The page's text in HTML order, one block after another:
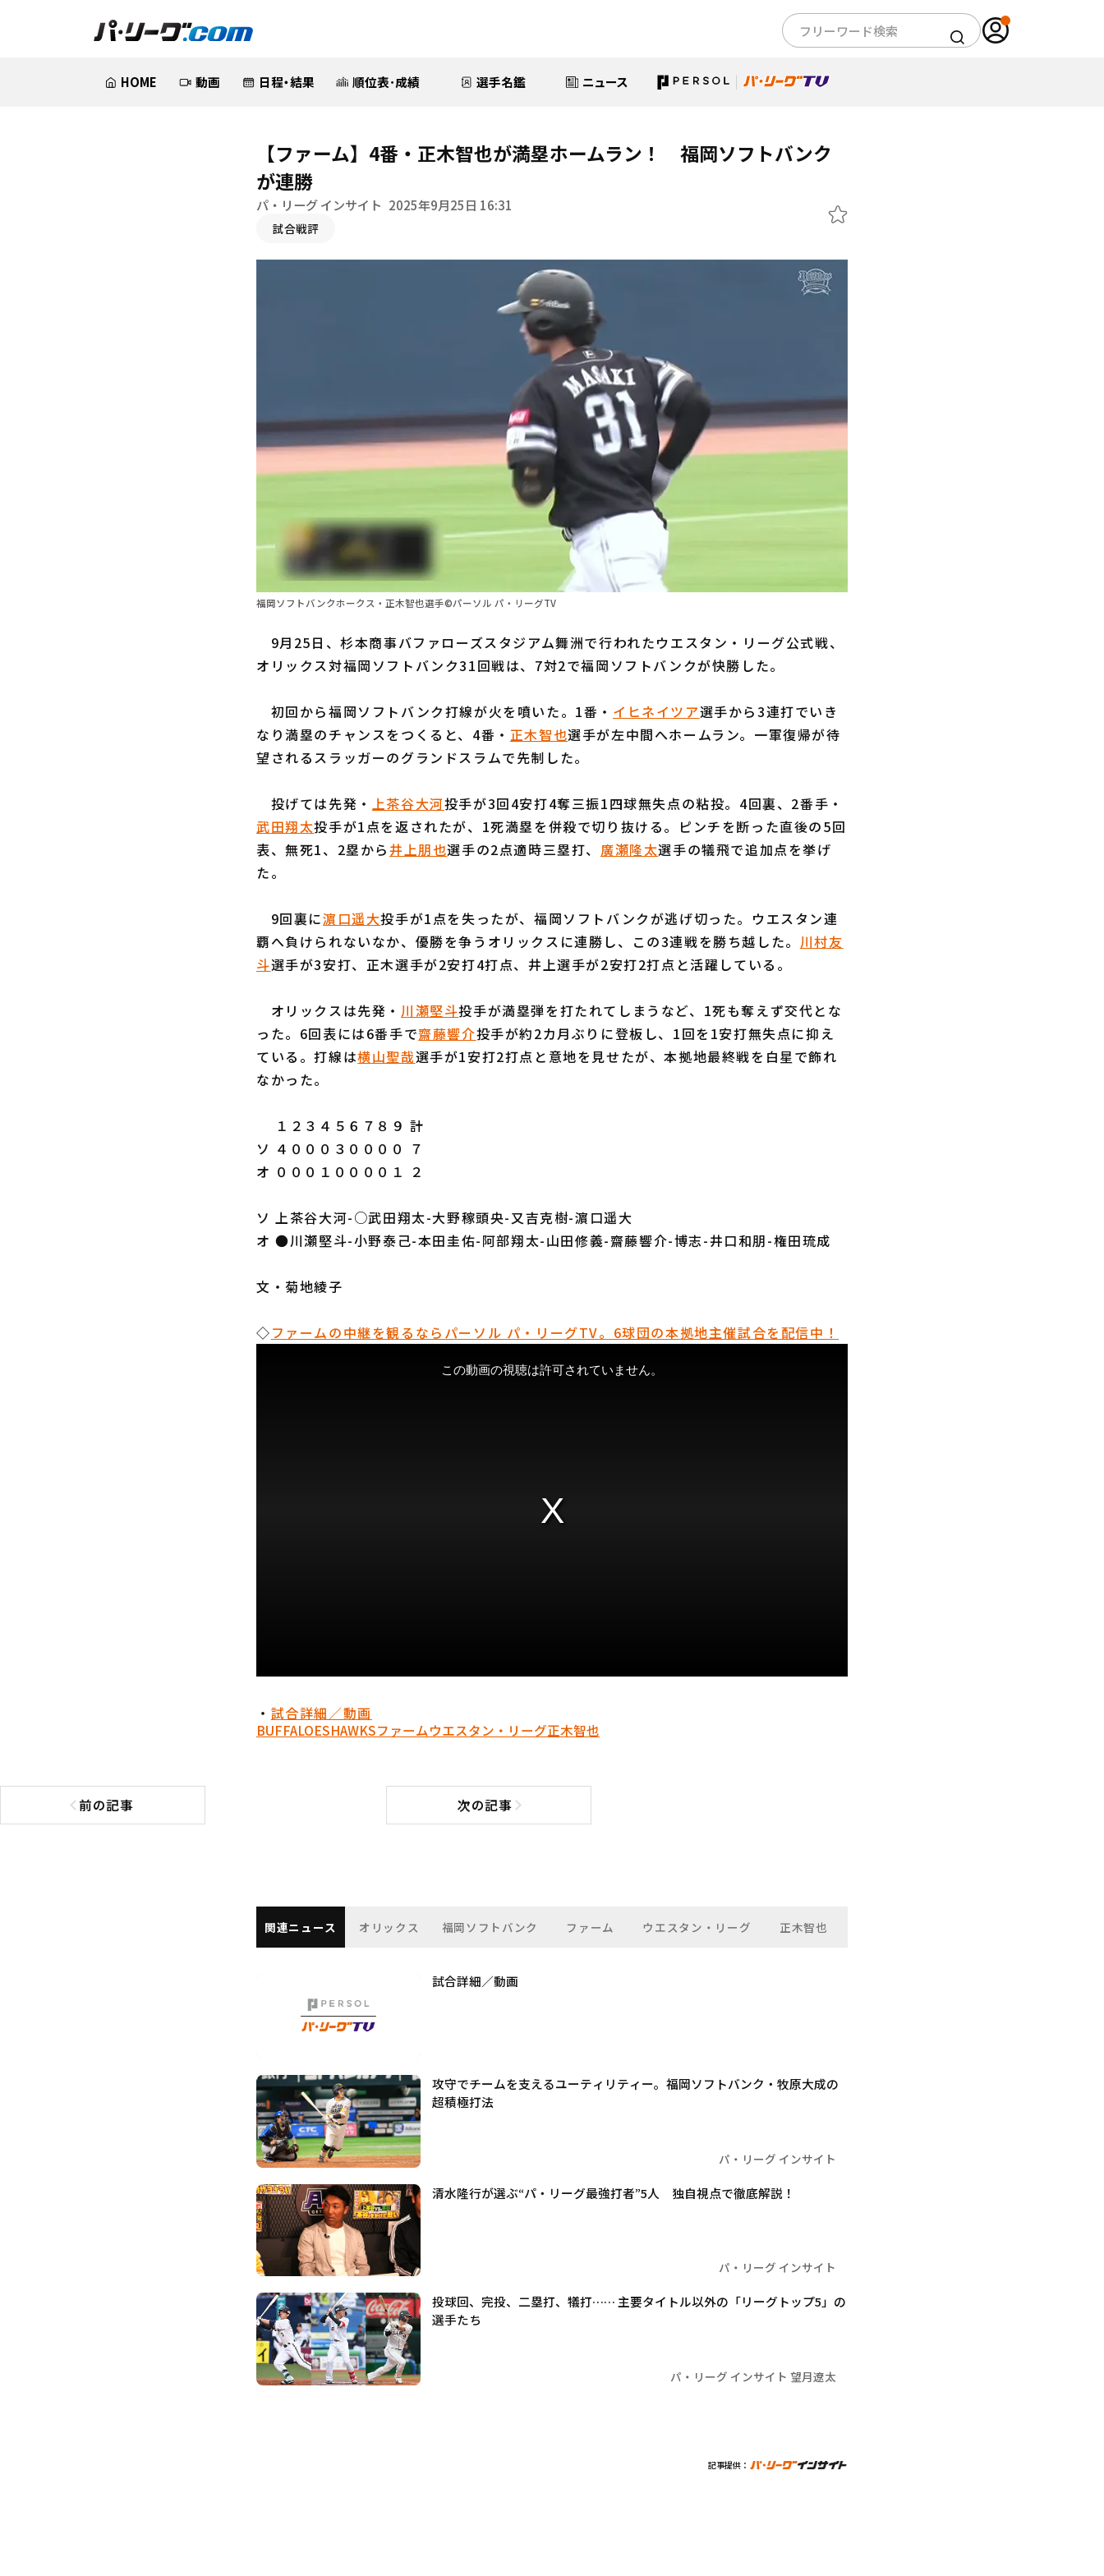
HOME 動画 日程・結果 順位表･成績 選手名鑑 ニュース
【ファーム】4番・正木智也が満塁ホームラン！ 福岡ソフトバンク
が連勝
パ・リーグ インサイト 2025年9月25日 16:31
試合戦評
福岡ソフトバンクホークス・正木智也選手©パーソル パ・リーグTV
9月25日、杉本商事バファローズスタジアム舞洲で行われたウエスタン・リーグ公式戦、
オリックス対福岡ソフトバンク31回戦は、7対2で福岡ソフトバンクが快勝した。
初回から福岡ソフトバンク打線が火を噴いた。1番・ イヒネイツア選手から3連打でいき
なり満塁のチャンスをつくると、4番・ 正木智也選手が左中間へホームラン。一軍復帰が待
望されるスラッガーのグランドスラムで先制した。
投げては先発・ 上茶谷大河投手が3回4安打4奪三振1四球無失点の粘投。4回裏、2番手・
武田翔太投手が1点を返されたが、1死満塁を併殺で切り抜ける。ピンチを断った直後の5回
表、無死1、2塁から井上朋也選手の2点適時三塁打、 廣瀬隆太選手の犠飛で追加点を挙げ
た。
9回裏に濵口遥大投手が1点を失ったが、福岡ソフトバンクが逃げ切った。ウエスタン連
覇へ負けられないなか、優勝を争うオリックスに連勝し、この3連戦を勝ち越した。 川村友
斗選手が3安打、正木選手が2安打4打点、井上選手が2安打2打点と活躍している。
オリックスは先発・川瀬堅斗投手が満塁弾を打たれてしまうなど、1死も奪えず交代とな
った。6回表には6番手で齋藤響介投手が約2カ月ぶりに登板し、1回を1安打無失点に抑え
ている。打線は横山聖哉選手が1安打2打点と意地を見せたが、本拠地最終戦を白星で飾れ
なかった。
１２３４５６７８９ 計
ソ ４０００３００００ ７
オ ０００１００００１ ２
ソ 上茶谷大河-○武田翔太-大野稼頭央-又吉克樹-濵口遥大
オ ●川瀬堅斗-小野泰己-本田圭佑-阿部翔太-山田修義-齋藤響介-博志-井口和朋-権田琉成
文・菊地綾子
◇ファームの中継を観るならパーソル パ・リーグTV。6球団の本拠地主催試合を配信中！
・ 試合詳細／動画
BUFFALOESHAWKSファームウエスタン・リーグ正木智也
前の記事
前の記事へ 次の記事次の記事へ
関連ニュース オリックス 福岡ソフトバンク ファーム ウエスタン・リーグ 正木智也
試合詳細／動画
攻守でチームを支えるユーティリティー。福岡ソフトバンク・牧原大成の
超積極打法
パ・リーグ インサイト
清水隆行が選ぶ“パ・リーグ最強打者”5人 独自視点で徹底解説！
パ・リーグ インサイト
投球回、完投、二塁打、犠打…… 主要タイトル以外の「リーグトップ5」の
選手たち
パ・リーグ インサイト 望月遼太
記事提供：